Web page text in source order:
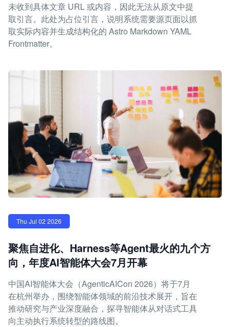
未收到具体文章 URL 或内容，因此无法从原文中提
取引言。此处为占位引言，说明系统需要源页面以抓
取实际内容并生成结构化的 Astro Markdown YAML
Frontmatter。
Thu Jul 02 2026
聚焦自进化、Harness等Agent最火的九个方
向，年度AI智能体大会7月开幕
中国AI智能体大会（AgenticAICon 2026）将于7月
在杭州举办，围绕智能体领域的前沿技术展开，旨在
推动研究与产业深度融合，探寻智能体从对话式工具
向主动执行系统转型的路线图。